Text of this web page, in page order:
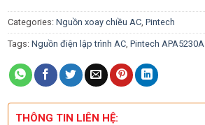
Categories: Nguồn xoay chiều AC, Pintech
Tags: Nguồn điện lập trình AC, Pintech APA5230A
THÔNG TIN LIÊN HỆ: